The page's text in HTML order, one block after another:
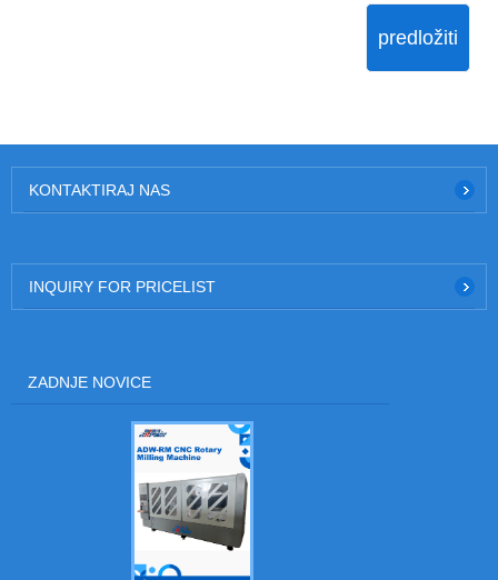
predložiti
KONTAKTIRAJ NAS
INQUIRY FOR PRICELIST
ZADNJE NOVICE